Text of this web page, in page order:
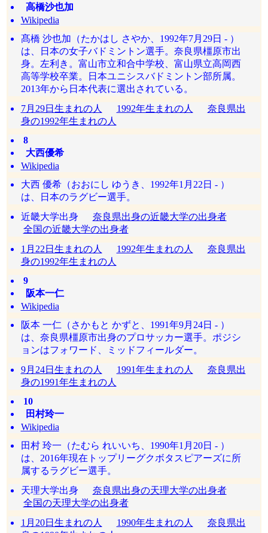
高橋沙也加
Wikipedia
髙橋 沙也加（たかはし さやか、1992年7月29日 - ）
は、日本の女子バドミントン選手。奈良県橿原市出
身。左利き。富山市立和合中学校、富山県立高岡西
高等学校卒業。日本ユニシスバドミントン部所属。
2013年から日本代表に選出されている。
7月29日生まれの人
1992年生まれの人
奈良県出
身の1992年生まれの人
8
大西優希
Wikipedia
大西 優希（おおにし ゆうき、1992年1月22日 - ）
は、日本のラグビー選手。
近畿大学出身 奈良県出身の近畿大学の出身者
全国の近畿大学の出身者
1月22日生まれの人
1992年生まれの人
奈良県出
身の1992年生まれの人
9
阪本一仁
Wikipedia
阪本 一仁（さかもと かずと、1991年9月24日 - ）
は、奈良県橿原市出身のプロサッカー選手。ポジシ
ョンはフォワード、ミッドフィールダー。
9月24日生まれの人
1991年生まれの人
奈良県出
身の1991年生まれの人
10
田村玲一
Wikipedia
田村 玲一（たむら れいいち、1990年1月20日 - ）
は、2016年現在トップリーグクボタスピアーズに所
属するラグビー選手。
天理大学出身 奈良県出身の天理大学の出身者
全国の天理大学の出身者
1月20日生まれの人
1990年生まれの人
奈良県出